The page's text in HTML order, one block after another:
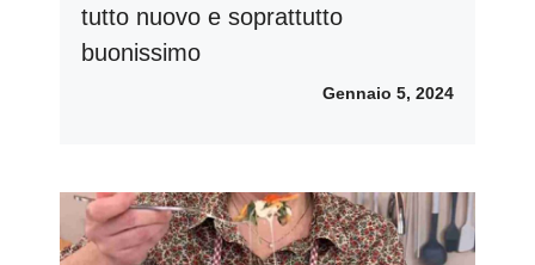
tutto nuovo e soprattutto
buonissimo
Gennaio 5, 2024